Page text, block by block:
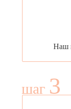
Наш
шаг 3